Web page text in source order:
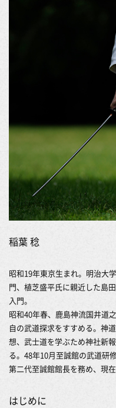
稲葉 稔
昭和19年東京生まれ。明治大
門、植芝盛平氏に親近した島
入門。
昭和40年春、鹿島神流国井道
自の武道探求をすすめる。神
想、武士道を学ぶため神社新
る。48年10月至誠館の武道研
第二代至誠館館長を務め、現在
はじめに